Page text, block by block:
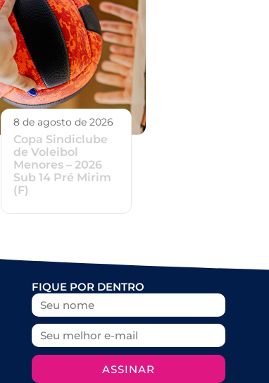
8 de agosto de 2026
Copa Sindiclube
de Voleibol
Menores – 2026
Sub 14 Pré Mirim
(F)
FIQUE POR DENTRO
ASSINAR